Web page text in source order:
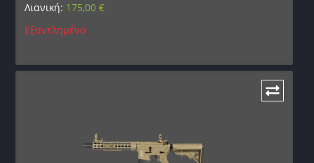
Λιανική: 175,00€
Εξαντλημένο